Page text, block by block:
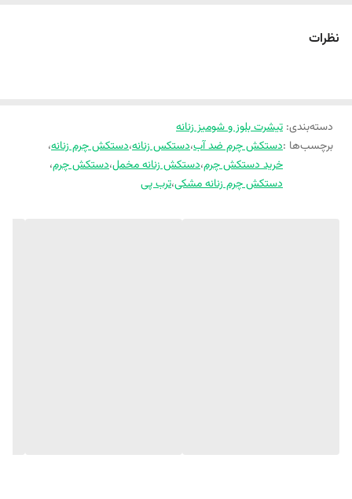
نظرات
دسته‌بندی: تیشرت بلوز و شومیز زنانه
برچسب‌ها :دستکش چرم ضد آب،دستکس زنانه،دستکش چرم زنانه،
خرید دستکش چرم،دستکش زنانه مخمل،دستکش چرم،
دستکش چرم زنانه مشکی،ترب پی